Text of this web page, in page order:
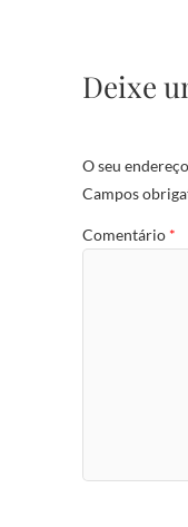
Deixe
O seu
Campos
Comentário *